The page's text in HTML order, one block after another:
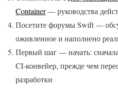
Container— руководства
Посетите форумы Swift —
оживленное и наполнено
Первый шаг — начать:
CI-конвейер, прежде чем
разработки